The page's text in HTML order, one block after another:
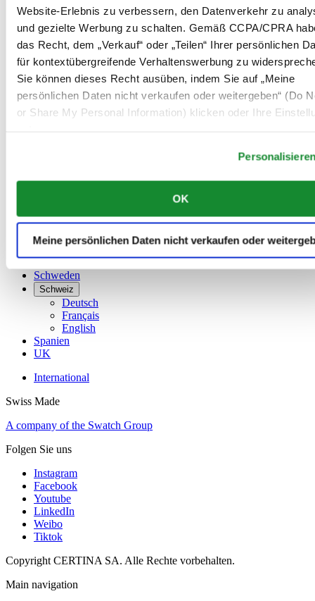
Website-Erlebnis zu verbessern, den Datenverkehr zu
und gezielte Werbung zu schalten. Gemäß CCPA/CPRA
das Recht, dem „Verkauf“ oder „Teilen“ Ihrer persönlichen
für kontextübergreifende Verhaltenswerbung zu
Sie können dieses Recht ausüben, indem Sie auf „Meine
persönlichen Daten nicht verkaufen oder weitergeben“ (Do
or Share My Personal Information) klicken oder Ihre
OK
Meine persönlichen Daten nicht verkaufen oder
Dutch
Français
China
English
简体中文
Dänemark
Deutschland
Finnland
Österreich
Polen
Russland
Schweden
Schweiz
Deutsch
Français
English
Spanien
UK
International
Swiss Made
A company of the Swatch Group
Folgen Sie uns
Instagram
Facebook
Youtube
LinkedIn
Weibo
Tiktok
Copyright CERTINA SA. Alle Rechte vorbehalten.
Main navigation